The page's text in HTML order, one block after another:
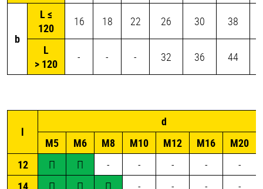
b
L ≤
120
16 18 22 26 30 38
L
> 120
- - - 32 36 44
l
d
М5
М6 М8 М10 М12 М16
М20
12
П П - - - -
-
14
П П П - - - -